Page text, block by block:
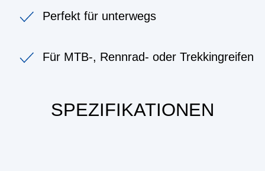
Perfekt für unterwegs
Für MTB-, Rennrad- oder Trekkingreifen
SPEZIFIKATIONEN